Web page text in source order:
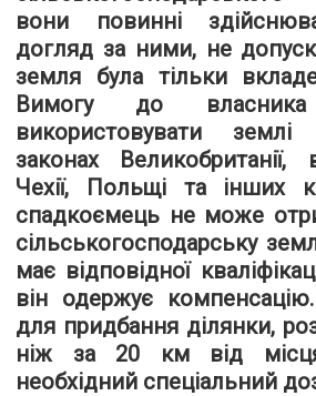
вони повинні
догляд за ними, не
земля була тільки
Вимогу до власника
використовувати
законах Великобританії,
Чехії, Польщі та інших
спадкоємець не може
сільськогосподарську
має відповідної
він одержує
для придбання ділянки,
ніж за 20 км від
необхідний спеціальний